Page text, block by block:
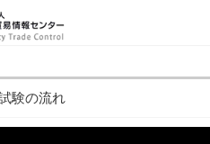
験の流れ